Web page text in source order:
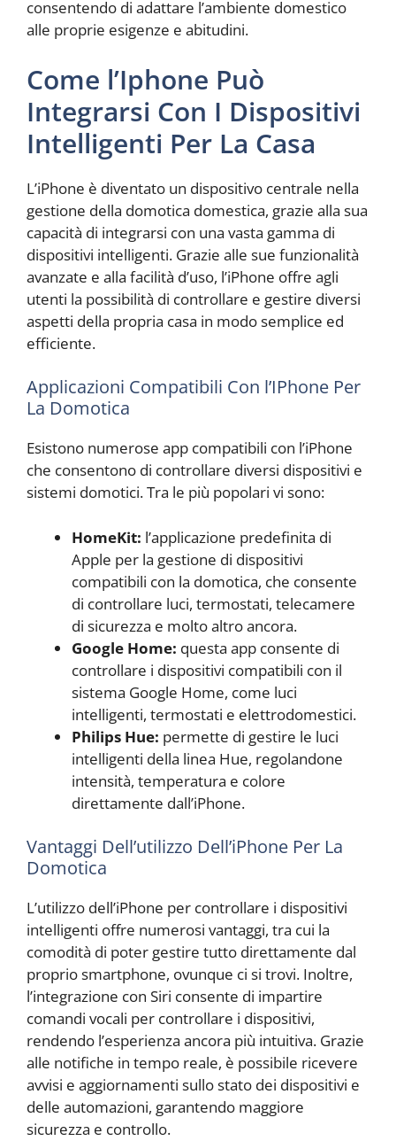
consentendo di adattare l’ambiente domestico
alle proprie esigenze e abitudini.
Come l’Iphone Può
Integrarsi Con I Dispositivi
Intelligenti Per La Casa
L’iPhone è diventato un dispositivo centrale nella
gestione della domotica domestica, grazie alla sua
capacità di integrarsi con una vasta gamma di
dispositivi intelligenti. Grazie alle sue funzionalità
avanzate e alla facilità d’uso, l’iPhone offre agli
utenti la possibilità di controllare e gestire diversi
aspetti della propria casa in modo semplice ed
efficiente.
Applicazioni Compatibili Con l’IPhone Per
La Domotica
Esistono numerose app compatibili con l’iPhone
che consentono di controllare diversi dispositivi e
sistemi domotici. Tra le più popolari vi sono:
HomeKit: l’applicazione predefinita di
Apple per la gestione di dispositivi
compatibili con la domotica, che consente
di controllare luci, termostati, telecamere
di sicurezza e molto altro ancora.
Google Home: questa app consente di
controllare i dispositivi compatibili con il
sistema Google Home, come luci
intelligenti, termostati e elettrodomestici.
Philips Hue: permette di gestire le luci
intelligenti della linea Hue, regolandone
intensità, temperatura e colore
direttamente dall’iPhone.
Vantaggi Dell’utilizzo Dell’iPhone Per La
Domotica
L’utilizzo dell’iPhone per controllare i dispositivi
intelligenti offre numerosi vantaggi, tra cui la
comodità di poter gestire tutto direttamente dal
proprio smartphone, ovunque ci si trovi. Inoltre,
l’integrazione con Siri consente di impartire
comandi vocali per controllare i dispositivi,
rendendo l’esperienza ancora più intuitiva. Grazie
alle notifiche in tempo reale, è possibile ricevere
avvisi e aggiornamenti sullo stato dei dispositivi e
delle automazioni, garantendo maggiore
sicurezza e controllo.